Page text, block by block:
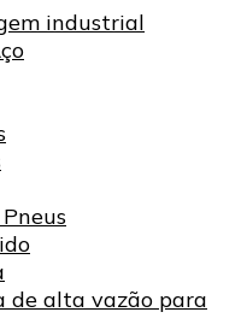
industrial
de alta vazão para